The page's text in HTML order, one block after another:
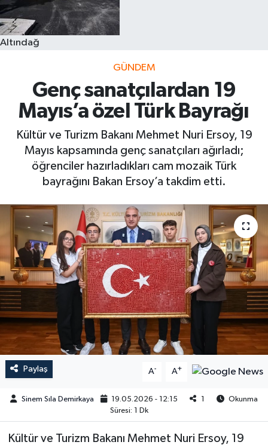
Altındağ
GÜNDEM
Genç sanatçılardan 19
Mayıs’a özel Türk Bayrağı
Kültür ve Turizm Bakanı Mehmet Nuri Ersoy, 19
Mayıs kapsamında genç sanatçıları ağırladı;
öğrenciler hazırladıkları cam mozaik Türk
bayrağını Bakan Ersoy’a takdim etti.
Paylaş A- A+
Sinem Sıla Demirkaya 19.05.2026 - 12:15 1
Okunma
Süresi: 1 Dk
Kültür ve Turizm Bakanı Mehmet Nuri Ersoy, 19